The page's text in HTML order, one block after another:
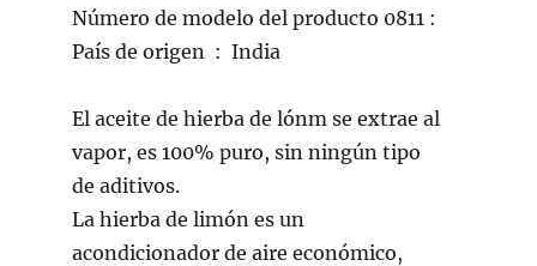
Número de modelo del producto ‏ : 0811
País de origen ‏ : ‎ India
El aceite de hierba de lónm se extrae al
vapor, es 100% puro, sin ningún tipo
de aditivos.
La hierba de limón es un
acondicionador de aire económico,